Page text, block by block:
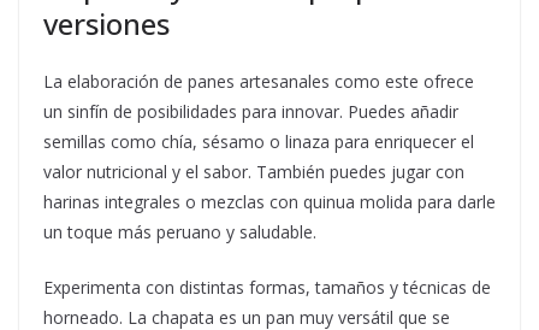
versiones
La elaboración de panes artesanales como este ofrece
un sinfín de posibilidades para innovar. Puedes añadir
semillas como chía, sésamo o linaza para enriquecer el
valor nutricional y el sabor. También puedes jugar con
harinas integrales o mezclas con quinua molida para darle
un toque más peruano y saludable.
Experimenta con distintas formas, tamaños y técnicas de
horneado. La chapata es un pan muy versátil que se